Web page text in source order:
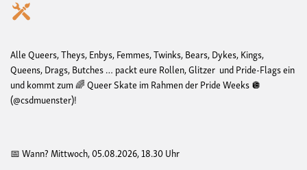
Alle Queers, Theys, Enbys, Femmes, Twinks, Bears, Dykes, Kings,
Queens, Drags, Butches … packt eure Rollen, Glitzer und Pride-Flags ein
und kommt zum 🌈 Queer Skate im Rahmen der Pride Weeks 🪩
(@csdmuenster)!
📅 Wann? Mittwoch, 05.08.2026, 18.30 Uhr